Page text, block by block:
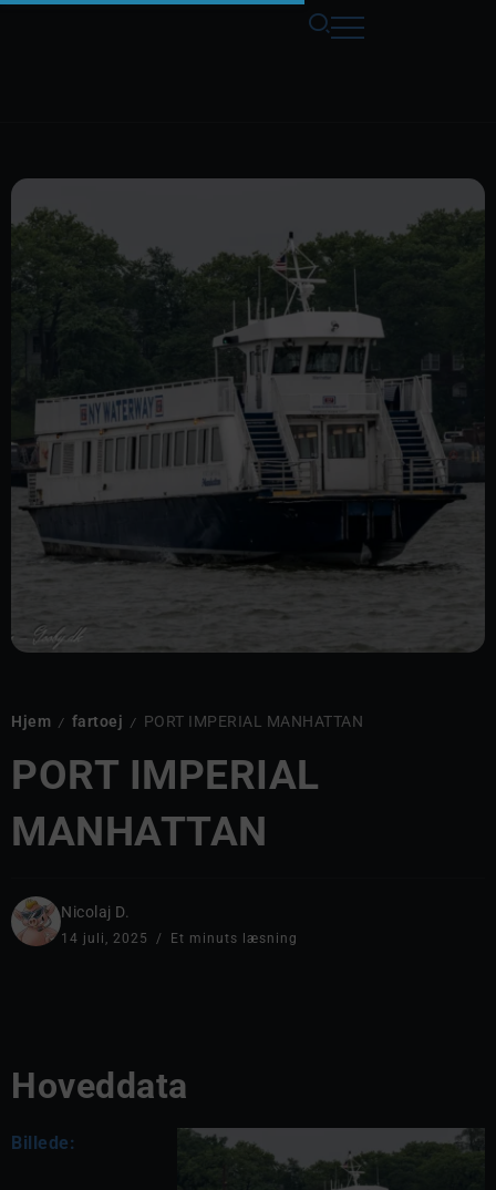
Hjem / fartoej / PORT IMPERIAL MANHATTAN
PORT IMPERIAL
MANHATTAN
Nicolaj D.
14 juli, 2025 Et minuts læsning
Hoveddata
Billede: